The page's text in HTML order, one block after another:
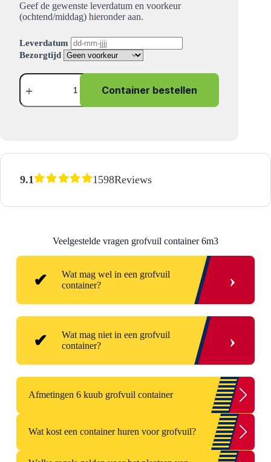
Geef de gewenste leverdatum en voorkeur
(ochtend/middag) hieronder aan.
Leverdatum
Bezorgtijd
Grofvuil
container
6
m³
Container bestellen
9.1 1598Reviews
Veelgestelde vragen grofvuil container 6m3
Wat mag wel in een grofvuil
container?
›
Huisraad
Meubels
Dakpannen
Gipsblokken of platen (max 5%)
Glas (liefst verpakt)
Wat mag niet in een grofvuil
container?
›
Accu’s
Drukhouders zoals bijvoorbeeld lachgas
cilinders
Asbesthoudend of asbestgelijkend
Afmetingen 6 kuub grofvuil container
Wat kost een container huren voor grofvuil?